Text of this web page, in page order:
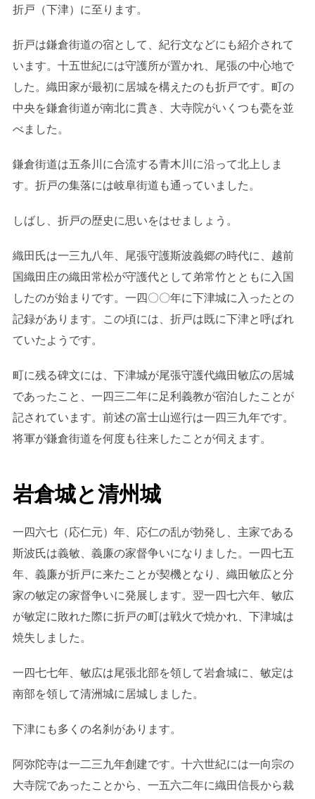
折戸（下津）に至ります。
折戸は鎌倉街道の宿として、紀行文などにも紹介されて
います。十五世紀には守護所が置かれ、尾張の中心地で
した。織田家が最初に居城を構えたのも折戸です。町の
中央を鎌倉街道が南北に貫き、大寺院がいくつも甍を並
べました。
鎌倉街道は五条川に合流する青木川に沿って北上しま
す。折戸の集落には岐阜街道も通っていました。
しばし、折戸の歴史に思いをはせましょう。
織田氏は一三九八年、尾張守護斯波義郷の時代に、越前
国織田庄の織田常松が守護代として弟常竹とともに入国
したのが始まりです。一四〇〇年に下津城に入ったとの
記録があります。この頃には、折戸は既に下津と呼ばれ
ていたようです。
町に残る碑文には、下津城が尾張守護代織田敏広の居城
であったこと、一四三二年に足利義教が宿泊したことが
記されています。前述の富士山巡行は一四三九年です。
将軍が鎌倉街道を何度も往来したことが伺えます。
岩倉城と清州城
一四六七（応仁元）年、応仁の乱が勃発し、主家である
斯波氏は義敏、義廉の家督争いになりました。一四七五
年、義廉が折戸に来たことが契機となり、織田敏広と分
家の敏定の家督争いに発展します。翌一四七六年、敏広
が敏定に敗れた際に折戸の町は戦火で焼かれ、下津城は
焼失しました。
一四七七年、敏広は尾張北部を領して岩倉城に、敏定は
南部を領して清洲城に居城しました。
下津にも多くの名刹があります。
阿弥陀寺は一二三九年創建です。十六世紀には一向宗の
大寺院であったことから、一五六二年に織田信長から裁